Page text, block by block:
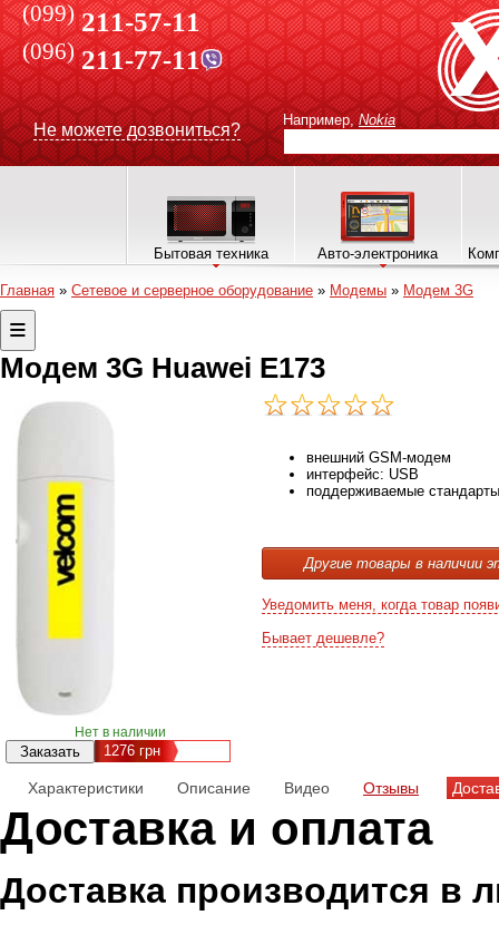
(099) 211-57-11
(096)211-77-11
Не можете дозвониться?
Например, Nokia
Бытовая техника Авто-электроника
Главная » Сетевое и серверное оборудование » Модемы » Модем 3G
Модем 3G Huawei E173
Нет в наличии
1276 грн
внешний GSM-модем
интерфейс: USB
поддерживаемые
Другие товары в наличии
Уведомить меня, когда товар
Бывает дешевле?
Характеристики Описание Видео Отзывы
Доставка и оплата
Доставка производится в